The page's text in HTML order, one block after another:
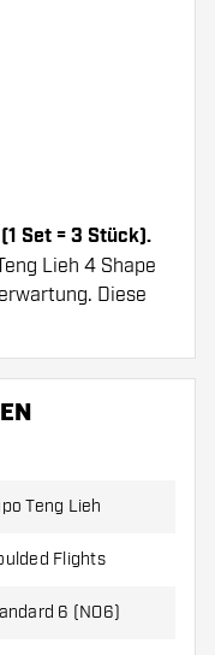
Set = 3 Stück).
Lieh 4 Shape
Diese
verwendet
Gebrauch
ein anderes
Teng Lieh
Flights
6 (NO6)